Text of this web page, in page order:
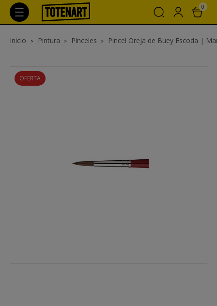
0
Inicio Pintura Pinceles Pincel Oreja de Buey Escoda |
OFERTA